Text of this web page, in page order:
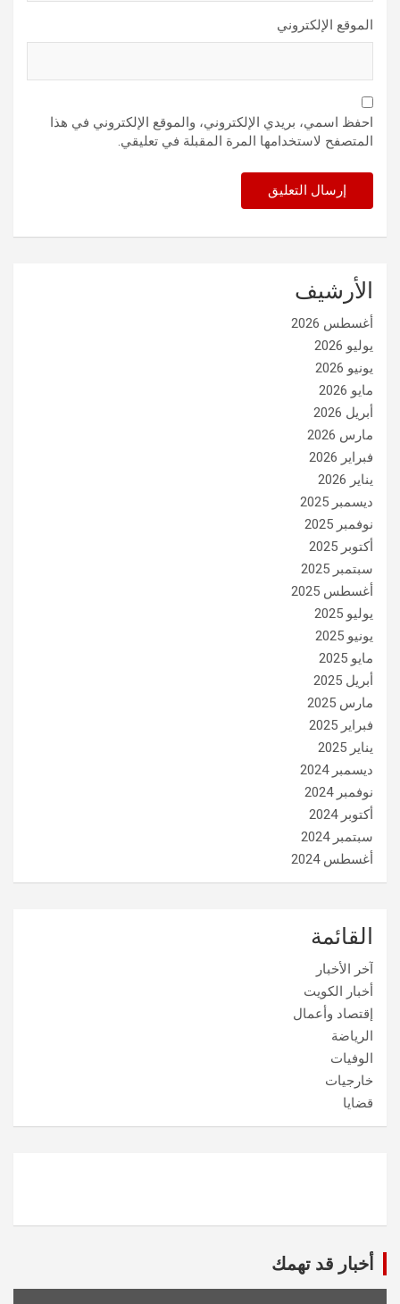
الموقع الإلكتروني
احفظ اسمي، بريدي الإلكتروني، والموقع الإلكتروني في هذا
المتصفح لاستخدامها المرة المقبلة في تعليقي.
الأرشيف
أغسطس 2026
يوليو 2026
يونيو 2026
مايو 2026
أبريل 2026
مارس 2026
فبراير 2026
يناير 2026
ديسمبر 2025
نوفمبر 2025
أكتوبر 2025
سبتمبر 2025
أغسطس 2025
يوليو 2025
يونيو 2025
مايو 2025
أبريل 2025
مارس 2025
فبراير 2025
يناير 2025
ديسمبر 2024
نوفمبر 2024
أكتوبر 2024
سبتمبر 2024
أغسطس 2024
القائمة
آخر الأخبار
أخبار الكويت
إقتصاد وأعمال
الرياضة
الوفيات
خارجيات
قضايا
أخبار قد تهمك